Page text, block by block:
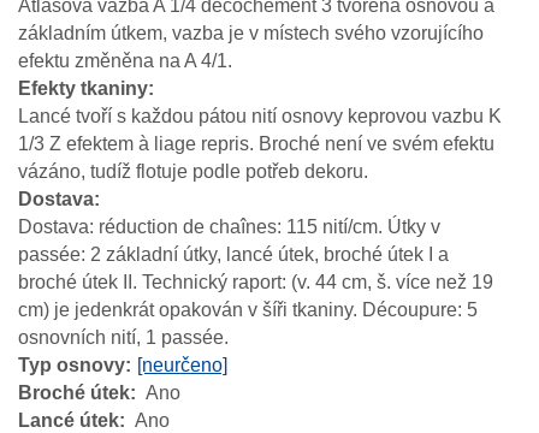
Atlasová vazba A 1/4 décochement 3 tvořená osnovou a
základním útkem, vazba je v místech svého vzorujícího
efektu změněna na A 4/1.
Efekty tkaniny
Lancé tvoří s každou pátou nití osnovy keprovou vazbu K
1/3 Z efektem à liage repris. Broché není ve svém efektu
vázáno, tudíž flotuje podle potřeb dekoru.
Dostava
Dostava: réduction de chaînes: 115 nití/cm. Útky v
passée: 2 základní útky, lancé útek, broché útek I a
broché útek II. Technický raport: (v. 44 cm, š. více než 19
cm) je jedenkrát opakován v šíři tkaniny. Découpure: 5
osnovních nití, 1 passée.
Typ osnovy
[neurčeno]
Broché útek
Ano
Lancé útek
Ano